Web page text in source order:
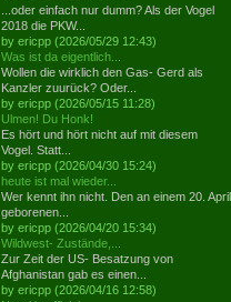
...oder einfach nur dumm? Als der Vogel
2018 die PKW...
by ericpp (2026/05/29 12:43)
Was ist da eigentlich...
Wollen die wirklich den Gas- Gerd als
Kanzler zuurück? Oder...
by ericpp (2026/05/15 11:28)
Ulmen! Du Honk!
Es hört und hört nicht auf mit diesem
Vogel. Statt...
by ericpp (2026/04/30 15:24)
heute ist mal wieder...
Wer kennt ihn nicht. Den an einem 20. April
geborenen...
by ericpp (2026/04/20 15:34)
Wildwest- Zustände,...
Zur Zeit der US- Besatzung von
Afghanistan gab es einen...
by ericpp (2026/04/16 12:58)